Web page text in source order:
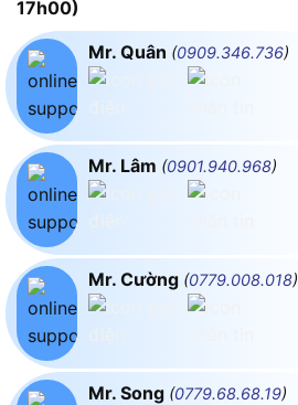
17h00)
Mr. Quân (0909.346.736)
Mr. Lâm (0901.940.968)
Mr. Cường (0779.008.018)
Mr. Song (0779.68.68.19)